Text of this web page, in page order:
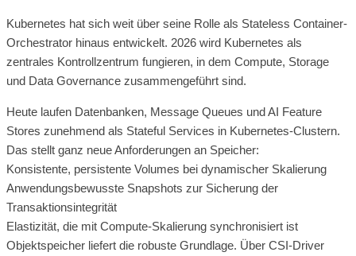
Kubernetes hat sich weit über seine Rolle als Stateless Container-
Orchestrator hinaus entwickelt. 2026 wird Kubernetes als
zentrales Kontrollzentrum fungieren, in dem Compute, Storage
und Data Governance zusammengeführt sind.
Heute laufen Datenbanken, Message Queues und AI Feature
Stores zunehmend als Stateful Services in Kubernetes-Clustern.
Das stellt ganz neue Anforderungen an Speicher:
Konsistente, persistente Volumes bei dynamischer Skalierung
Anwendungsbewusste Snapshots zur Sicherung der
Transaktionsintegrität
Elastizität, die mit Compute-Skalierung synchronisiert ist
Objektspeicher liefert die robuste Grundlage. Über CSI-Driver